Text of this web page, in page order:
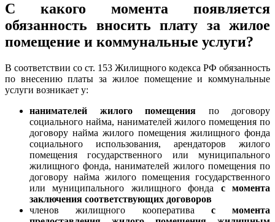
С какого момента появляется
обязанность вносить плату за жилое
помещение и коммунальные услуги?
В соответствии со ст. 153 Жилищного кодекса РФ обязанность
по внесению платы за жилое помещение и коммунальные
услуги возникает у:
нанимателей жилого помещения по договору
социального найма, нанимателей жилого помещения по
договору найма жилого помещения жилищного фонда
социального использования, арендаторов жилого
помещения государственного или муниципального
жилищного фонда, нанимателей жилого помещения по
договору найма жилого помещения государственного
или муниципального жилищного фонда с момента
заключения соответствующих договоров
членов жилищного кооператива
с момента